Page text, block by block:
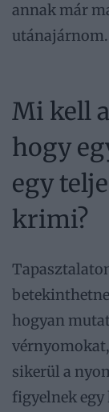
annak már
utánajárnom.
Mi kell
hogy
egy
krimi?
hogyan
sikerül a
figyelnek